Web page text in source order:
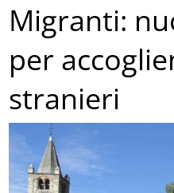
Migranti:
per
stranieri